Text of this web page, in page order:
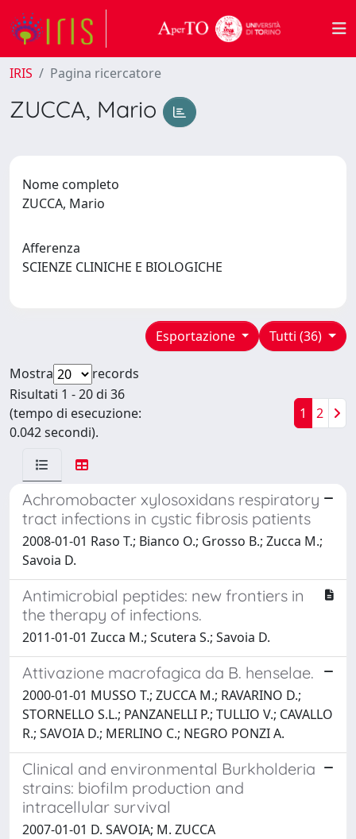
IRIS Pagina ricercatore
ZUCCA, Mario
Nome completo
ZUCCA, Mario
Afferenza
SCIENZE CLINICHE E BIOLOGICHE
Tutti (36)
Esportazione
Mostra
records
Risultati 1 - 20 di 36
(tempo di esecuzione:
0.042 secondi).
1 2
Achromobacter xylosoxidans respiratory
tract infections in cystic fibrosis patients
2008-01-01 Raso T.; Bianco O.; Grosso B.; Zucca M.;
Savoia D.
Antimicrobial peptides: new frontiers in
the therapy of infections.
2011-01-01 Zucca M.; Scutera S.; Savoia D.
Attivazione macrofagica da B. henselae.
2000-01-01 MUSSO T.; ZUCCA M.; RAVARINO D.;
STORNELLO S.L.; PANZANELLI P.; TULLIO V.; CAVALLO
R.; SAVOIA D.; MERLINO C.; NEGRO PONZI A.
Clinical and environmental Burkholderia
strains: biofilm production and
intracellular survival
2007-01-01 D. SAVOIA; M. ZUCCA